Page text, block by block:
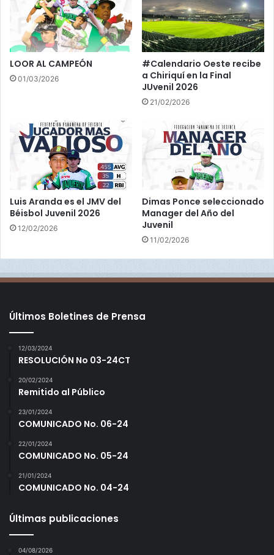
a
t
o
LOOR AL CAMPEÓN
01/03/2026
#Calendario Oeste recibe
a Chiriquí en la Final
JUvenil 2026
21/02/2026
Luis Aranda es el JMV del
Béisbol Juvenil 2026
12/02/2026
Dimas Ponce seleccionado
Manager del Año del
Juvenil
11/02/2026
Últimos Boletines de Prensa
12/03/2024
RESOLUCIÓN No 03-24CT
20/02/2024
Remitido al Público
23/01/2024
COMUNICADO No. 06-24
22/01/2024
COMUNICADO No. 05-24
21/01/2024
COMUNICADO No. 04-24
Últimas publicaciones
04/08/2026